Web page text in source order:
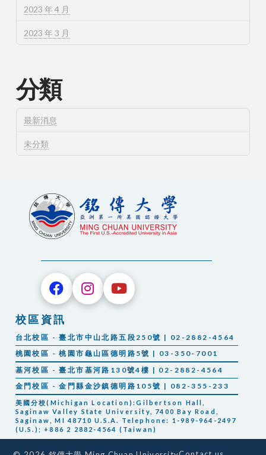
2023 年 4 月
2023 年 3 月
分類
最新消息
未分類
校區資訊
台北校區 - 臺北市中山北路五段250號 | 02-2882-4564
桃園校區 - 桃園市龜山區德明路5號 | 03-350-7001
基河校區 - 臺北市基河路130號4樓 | 02-2882-4564
金門校區 - 金門縣金沙鎮德明路105號 | 082-355-233
美國分校(Michigan Location):Gilbertson Hall,
Saginaw Valley State University, 7400 Bay Road,
Saginaw, MI 48710 U.S.A. Telephone: 1-989-964-2497
(U.S.); +886 2 2882-4564 (Taiwan)